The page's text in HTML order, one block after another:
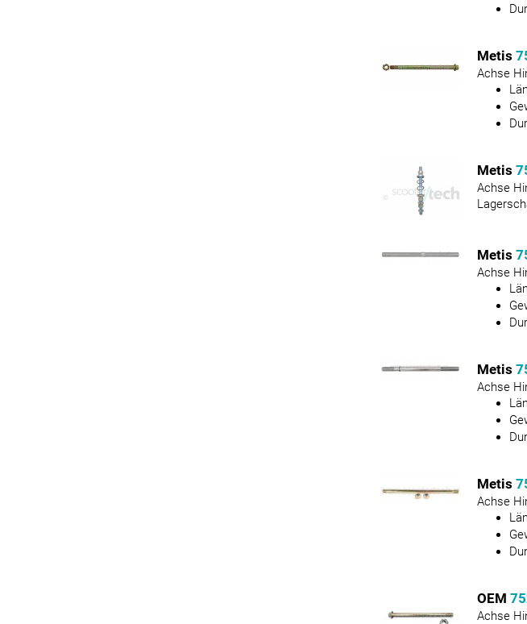
Metis
Achse
Metis
Achse
Metis
Achse
Metis
Achse
Metis
Achse
OEM
Achse